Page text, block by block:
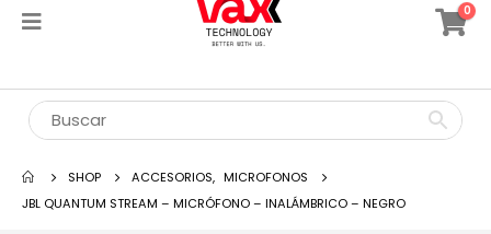
0
SHOP ACCESORIOS, MICROFONOS
JBL QUANTUM STREAM – MICRÓFONO – INALÁMBRICO – NEGRO